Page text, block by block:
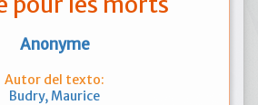
Anonyme
Autor del texto:
Budry, Maurice